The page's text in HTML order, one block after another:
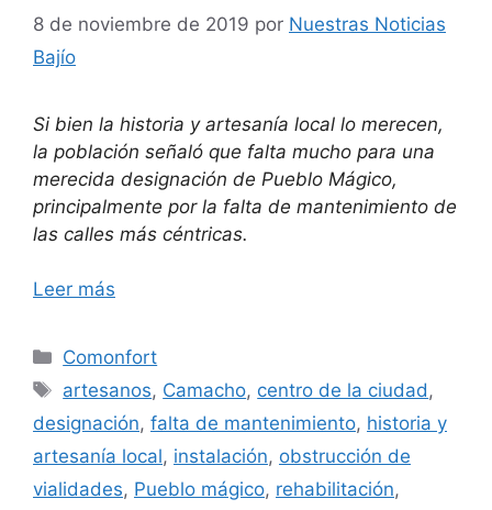
8 de noviembre de 2019 por Nuestras Noticias
Bajío
Si bien la historia y artesanía local lo merecen,
la población señaló que falta mucho para una
merecida designación de Pueblo Mágico,
principalmente por la falta de mantenimiento de
las calles más céntricas.
Leer más
Categorías
Comonfort
Etiquetas
artesanos, Camacho, centro de la ciudad,
designación, falta de mantenimiento, historia y
artesanía local, instalación, obstrucción de
vialidades, Pueblo mágico, rehabilitación,